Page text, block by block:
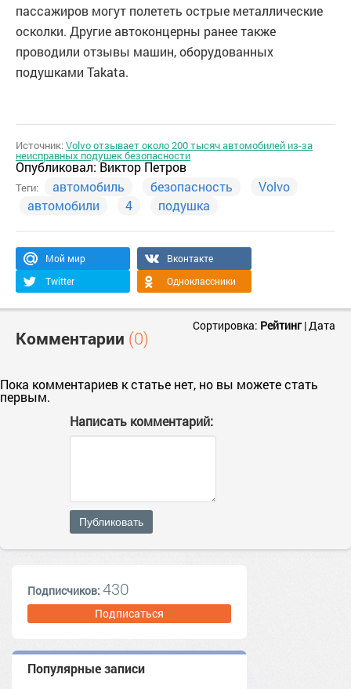
пассажиров могут полететь острые металлические
осколки. Другие автоконцерны ранее также
проводили отзывы машин, оборудованных
подушками Takata.
Источник:Volvo отзывает около 200 тысяч автомобилей из-за
неисправных подушек безопасности
Опубликовал:Виктор Петров
Теги: автомобиль безопасность
Volvo
автомобили
4 подушка
Мой мир
Вконтакте
Twitter
Одноклассники
Комментарии (0)
Сортировка: Рейтинг|Дата
Пока комментариев к статье нет, но вы можете стать
первым.
Написать комментарий:
Публиковать
Подписчиков: 430
Подписаться
Популярные записи